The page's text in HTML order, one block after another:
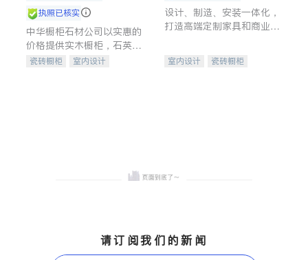
执照已核实
中华橱柜石材公司以实惠的
价格提供实木橱柜，石英石
台面，多种优质不锈钢水
瓷砖橱柜
室内设计
设计、制造、安装一体化，
打造高端定制家具和商业空
室内设计
瓷砖橱柜
请订阅我们的新闻